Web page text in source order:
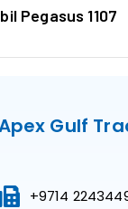
Pegasus 1107
Gulf
+9714